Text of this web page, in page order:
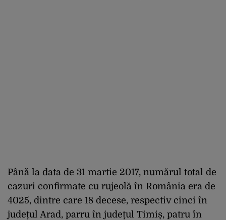
Până la data de 31 martie 2017, numărul total de
cazuri confirmate cu rujeolă în România era de
4025, dintre care 18 decese, respectiv cinci în
județul Arad, parru în județul Timiș, patru în